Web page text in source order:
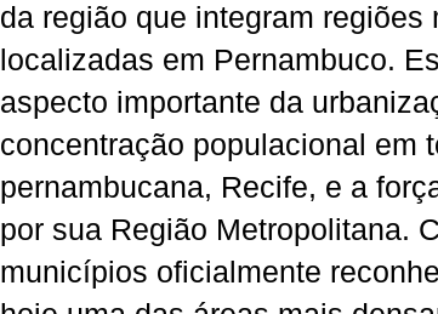
da região que integram
localizadas em Pernambuco.
aspecto importante da
concentração populacional em
pernambucana, Recife, e a
por sua Região Metropolitana.
municípios oficialmente